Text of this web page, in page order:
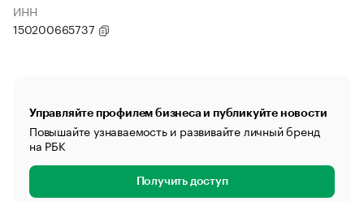
ИНН
150200665737
Управляйте профилем бизнеса и публикуйте новости
Повышайте узнаваемость и развивайте личный бренд
на РБК
Получить доступ